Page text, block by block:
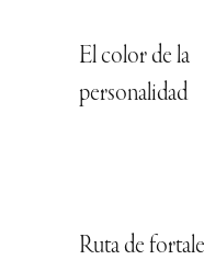
El color de la
personalidad
Ruta de